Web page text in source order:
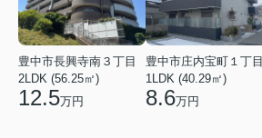
豊中市長興寺南３丁目
2LDK (56.25㎡)
12.5万円
豊中市庄内宝町１丁目
1LDK (40.29㎡)
8.6万円